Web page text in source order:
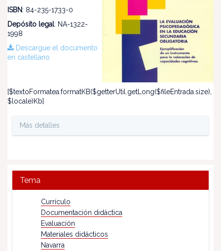
ISBN: 84-235-1733-0
Depósito legal: NA-1322-
1998
Descargue el documento
en castellano
[$textoFormatea.formatKB($getterUtil.getLong($fileEntrada.size),
$locale)Kb]
Más detalles
Tema
Currículo
Documentación didáctica
Evaluación
Materiales didácticos
Navarra